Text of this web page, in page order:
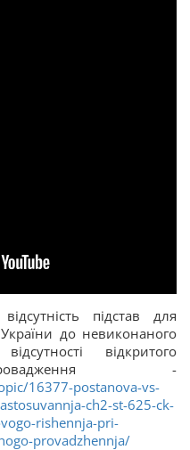
підстав для
України до невиконаного
відкритого
-
16377-postanova-vs-
ch2-st-625-ck-
rishennja-pri-
provadzhennja/